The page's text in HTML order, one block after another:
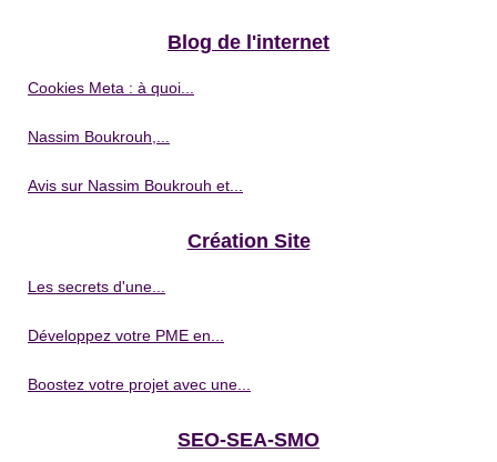
Blog de l'internet
Cookies Meta : à quoi...
Nassim Boukrouh,...
Avis sur Nassim Boukrouh et...
Création Site
Les secrets d'une...
Développez votre PME en...
Boostez votre projet avec une...
SEO-SEA-SMO